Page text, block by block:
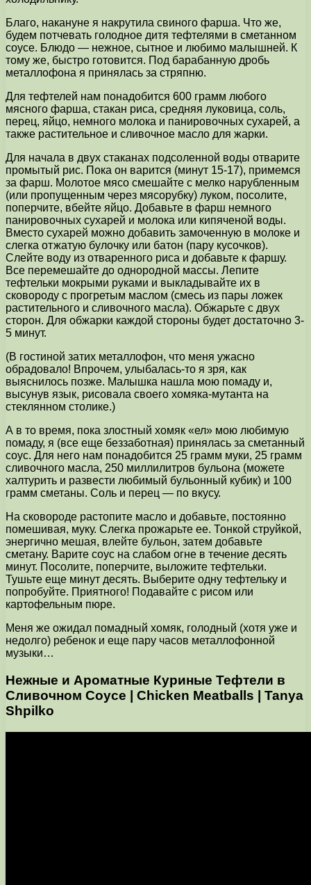
Благо, накануне я накрутила свиного фарша. Что же,
будем потчевать голодное дитя тефтелями в сметанном
соусе. Блюдо — нежное, сытное и любимо малышней. К
тому же, быстро готовится. Под барабанную дробь
металлофона я принялась за стряпню.
Для тефтелей нам понадобится 600 грамм любого
мясного фарша, стакан риса, средняя луковица, соль,
перец, яйцо, немного молока и панировочных сухарей, а
также растительное и сливочное масло для жарки.
Для начала в двух стаканах подсоленной воды отварите
промытый рис. Пока он варится (минут 15-17), примемся
за фарш. Молотое мясо смешайте с мелко нарубленным
(или пропущенным через мясорубку) луком, посолите,
поперчите, вбейте яйцо. Добавьте в фарш немного
панировочных сухарей и молока или кипяченой воды.
Вместо сухарей можно добавить замоченную в молоке и
слегка отжатую булочку или батон (пару кусочков).
Слейте воду из отваренного риса и добавьте к фаршу.
Все перемешайте до однородной массы. Лепите
тефтельки мокрыми руками и выкладывайте их в
сковороду с прогретым маслом (смесь из пары ложек
растительного и сливочного масла). Обжарьте с двух
сторон. Для обжарки каждой стороны будет достаточно 3-
5 минут.
(В гостиной затих металлофон, что меня ужасно
обрадовало! Впрочем, улыбалась-то я зря, как
выяснилось позже. Малышка нашла мою помаду и,
высунув язык, рисовала своего хомяка-мутанта на
стеклянном столике.)
А в то время, пока злостный хомяк «ел» мою любимую
помаду, я (все еще беззаботная) принялась за сметанный
соус. Для него нам понадобится 25 грамм муки, 25 грамм
сливочного масла, 250 миллилитров бульона (можете
халтурить и развести любимый бульонный кубик) и 100
грамм сметаны. Соль и перец — по вкусу.
На сковороде растопите масло и добавьте, постоянно
помешивая, муку. Слегка прожарьте ее. Тонкой струйкой,
энергично мешая, влейте бульон, затем добавьте
сметану. Варите соус на слабом огне в течение десять
минут. Посолите, поперчите, выложите тефтельки.
Тушьте еще минут десять. Выберите одну тефтельку и
попробуйте. Приятного! Подавайте с рисом или
картофельным пюре.
Меня же ожидал помадный хомяк, голодный (хотя уже и
недолго) ребенок и еще пару часов металлофонной
музыки…
Нежные и Ароматные Куриные Тефтели в
Сливочном Соусе | Chicken Meatballs | Tanya
Shpilko